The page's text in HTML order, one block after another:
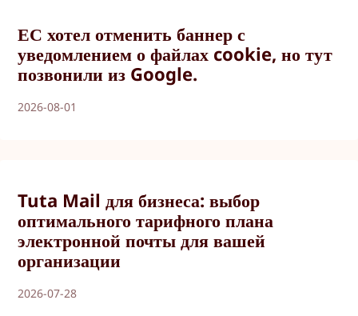
ЕС хотел отменить баннер с
уведомлением о файлах cookie, но тут
позвонили из Google.
2026-08-01
Tuta Mail для бизнеса: выбор
оптимального тарифного плана
электронной почты для вашей
организации
2026-07-28